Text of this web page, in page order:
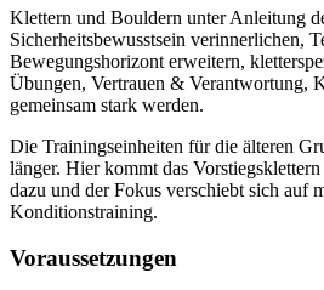
Klettern und Bouldern unter Anleitung
Sicherheitsbewusstsein verinnerlichen,
Bewegungshorizont erweitern,
Übungen, Vertrauen & Verantwortung,
gemeinsam stark werden.
Die Trainingseinheiten für die älteren
länger. Hier kommt das
dazu und der Fokus verschiebt sich auf
Konditionstraining.
Voraussetzungen